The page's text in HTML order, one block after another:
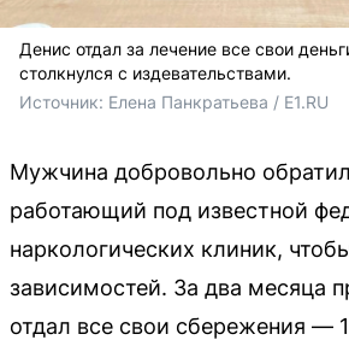
Денис отдал за лечение все свои
столкнулся с издевательствами.
Источник: Елена Панкратьева / E1.RU
Мужчина добровольно
работающий под известной
наркологических клиник,
зависимостей. За два месяца
отдал все свои сбережения —